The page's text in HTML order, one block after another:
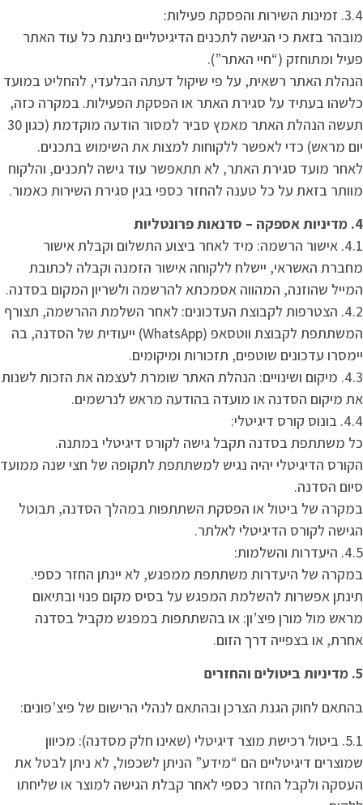
3.4. זמינות השירות והפסקת פעילות:
מובהר בזאת כי הגישה לתכנים הדיגיטליים ניתנת כל עוד האתר
פעיל ומתוחזק (“חיי האתר”).
הנהלת האתר רשאית, על פי שיקול דעתה הבלעדי, להחליט במועד
כלשהו בעתיד על סגירת האתר או הפסקת הפעילות. במקרה כזה,
תעשה הנהלת האתר מאמץ סביר למסור הודעה מוקדמת (כגון 30
יום מראש) כדי לאפשר ללקוחות למצות את השימוש בתכנים.
לאחר מועד סגירת האתר, לא תתאפשר עוד גישה לתכנים, והלקוח
מוותר בזאת על כל טענה להחזר כספי בגין סגירת השירות כאמור.
4. מדיניות אספקה – סדנאות פרונטליות
4.1. אישור הרשמה: מיד לאחר ביצוע התשלום וקבלת אישור
מחברת האשראי, יישלח ללקוחה אישור הזמנה וקבלה לכתובת
המייל שהוזנה, המהווה אסמכתא להרשמה ולשריון המקום בסדנה.
4.2. הצטרפות לקבוצת העדכונים: לאחר השלמת ההרשמה, תצורף
המשתתפת לקבוצת ווטסאפ (WhatsApp) ייעודית של הסדנה, בה
יימסרו עדכונים שוטפים, תזכורות ומיקומים.
4.3. מיקום ושינויים: הנהלת האתר שומרת לעצמה את הזכות לשנות
את מיקום הסדנה או מועדה בהודעה מראש לנרשמים.
4.4. בונוס קורס דיגיטלי:
כל משתתפת בסדנה תקבל גישה לקורס דיגיטלי במתנה.
הקורס הדיגיטלי יהיה נגיש למשתתפת לתקופה של חצי שנה ממועד
סיום הסדנה.
במקרה של ביטול או הפסקת השתתפות במהלך הסדנה, תבוטל
הגישה לקורס הדיגיטלי לאלתר.
4.5. היעדרות והשלמות:
במקרה של היעדרות משתתפת ממפגש, לא יינתן החזר כספי.
תינתן אפשרות להשלמת המפגש על בסיס מקום פנוי ובתיאום
מראש מול מורן פיצ’ון: או בהשתתפות במפגש מקביל בסדנה
אחרת, או בצפייה דרך הזום.
5. מדיניות ביטולים והחזרים
בהתאם לחוק הגנת הצרכן ובהתאם לנהלי הרישום של פיצ’פונים:
5.1. ביטול רכישת מוצר דיגיטלי (שאינו חלק מסדנה): מכיוון
שמוצרים דיגיטליים הם “מידע” הניתן לשכפול, לא ניתן לבטל את
העסקה ולקבל החזר כספי לאחר קבלת הגישה למוצר או שליחתו